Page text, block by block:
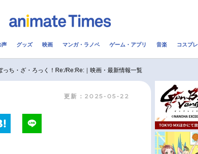
2.5次元 配信・Vtuber
アニメ映画一覧 今期アニメ曜日別一覧
声 グッズ 映画 マンガ・ラノベ ゲーム・アプリ 音楽 コスプレ
っち・ざ・ろっく！Re:/Re:Re:｜映画・最新情報一覧
更新：2025-05-22